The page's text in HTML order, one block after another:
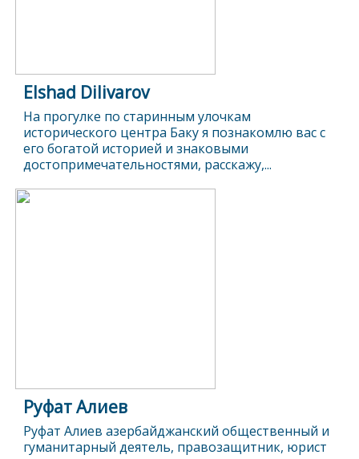
Elshad Dilivarov
На прогулке по старинным улочкам
исторического центра Баку я познакомлю вас с
его богатой историей и знаковыми
достопримечательностями, расскажу,...
Руфат Алиев
Руфат Алиев азербайджанский общественный и
гуманитарный деятель, правозащитник, юрист